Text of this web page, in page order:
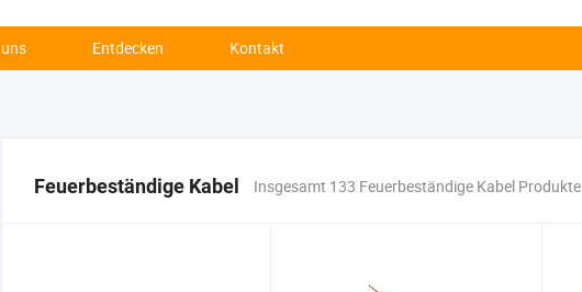
Entdecken Kontakt
Feuerbeständige Kabel Insgesamt 133 Feuerbeständige Kabel Produkte